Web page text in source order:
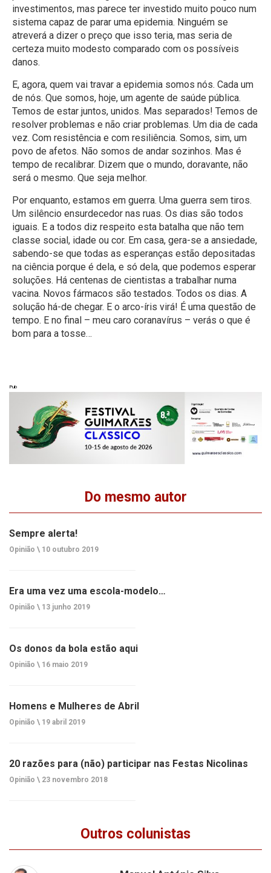
investimentos, mas parece ter investido muito pouco num
sistema capaz de parar uma epidemia. Ninguém se
atreverá a dizer o preço que isso teria, mas seria de
certeza muito modesto comparado com os possíveis
danos.
E, agora, quem vai travar a epidemia somos nós. Cada um
de nós. Que somos, hoje, um agente de saúde pública.
Temos de estar juntos, unidos. Mas separados! Temos de
resolver problemas e não criar problemas. Um dia de cada
vez. Com resistência e com resiliência. Somos, sim, um
povo de afetos. Não somos de andar sozinhos. Mas é
tempo de recalibrar. Dizem que o mundo, doravante, não
será o mesmo. Que seja melhor.
Por enquanto, estamos em guerra. Uma guerra sem tiros.
Um silêncio ensurdecedor nas ruas. Os dias são todos
iguais. E a todos diz respeito esta batalha que não tem
classe social, idade ou cor. Em casa, gera-se a ansiedade,
sabendo-se que todas as esperanças estão depositadas
na ciência porque é dela, e só dela, que podemos esperar
soluções. Há centenas de cientistas a trabalhar numa
vacina. Novos fármacos são testados. Todos os dias. A
solução há-de chegar. E o arco-íris virá! É uma questão de
tempo. E no final – meu caro coranavírus – verás o que é
bom para a tosse…
Pub
Do mesmo autor
Sempre alerta!
Opinião \ 10 outubro 2019
Era uma vez uma escola-modelo…
Opinião \ 13 junho 2019
Os donos da bola estão aqui
Opinião \ 16 maio 2019
Homens e Mulheres de Abril
Opinião \ 19 abril 2019
20 razões para (não) participar nas Festas Nicolinas
Opinião \ 23 novembro 2018
Outros colunistas